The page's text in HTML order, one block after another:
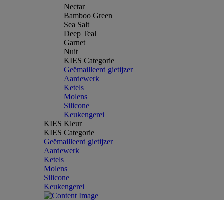
Nectar
Bamboo Green
Sea Salt
Deep Teal
Garnet
Nuit
KIES Categorie
Geëmailleerd gietijzer
Aardewerk
Ketels
Molens
Silicone
Keukengerei
KIES Kleur
KIES Categorie
Geëmailleerd gietijzer
Aardewerk
Ketels
Molens
Silicone
Keukengerei